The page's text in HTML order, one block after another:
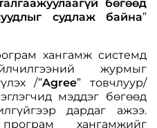
бөгөөд
судлаж байна”
хангамж системд
журмыг
/”Agree” товчлуур/
мэддэг бөгөөд
дардаг ажээ.
хангамжийг